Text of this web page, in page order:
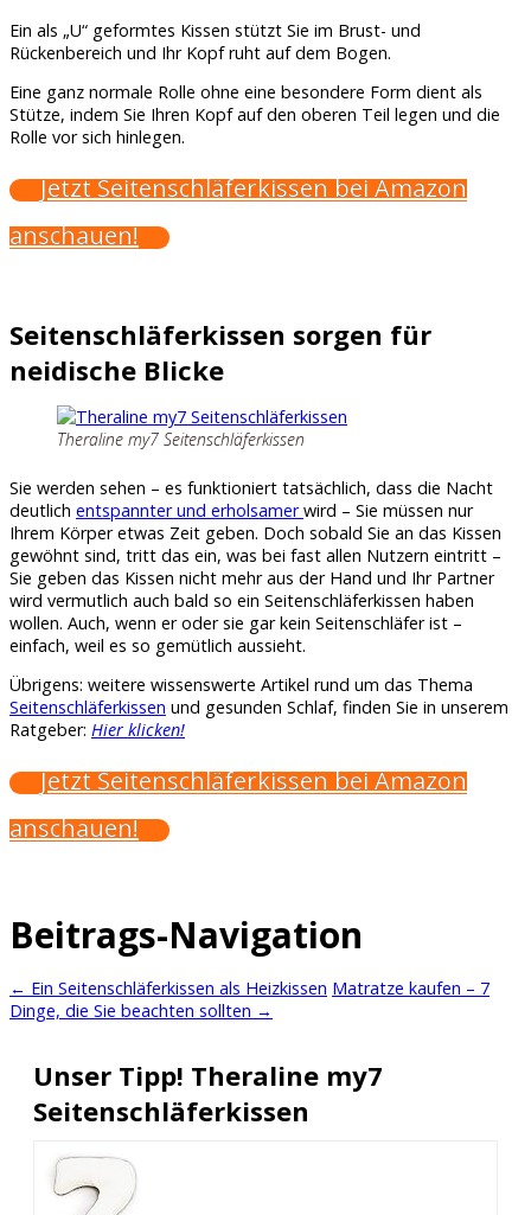
Ein als „U“ geformtes Kissen stützt Sie im Brust- und
Rückenbereich und Ihr Kopf ruht auf dem Bogen.
Eine ganz normale Rolle ohne eine besondere Form dient als
Stütze, indem Sie Ihren Kopf auf den oberen Teil legen und die
Rolle vor sich hinlegen.
Jetzt Seitenschläferkissen bei Amazon
anschauen!
Seitenschläferkissen sorgen für
neidische Blicke
Theraline my7 Seitenschläferkissen
Sie werden sehen – es funktioniert tatsächlich, dass die Nacht
deutlich entspannter und erholsamerwird – Sie müssen nur
Ihrem Körper etwas Zeit geben. Doch sobald Sie an das Kissen
gewöhnt sind, tritt das ein, was bei fast allen Nutzern eintritt –
Sie geben das Kissen nicht mehr aus der Hand und Ihr Partner
wird vermutlich auch bald so ein Seitenschläferkissen haben
wollen. Auch, wenn er oder sie gar kein Seitenschläfer ist –
einfach, weil es so gemütlich aussieht.
Übrigens: weitere wissenswerte Artikel rund um das Thema
Seitenschläferkissen und gesunden Schlaf, finden Sie in unserem
Ratgeber: Hier klicken!
Jetzt Seitenschläferkissen bei Amazon
anschauen!
Beitrags-Navigation
← Ein Seitenschläferkissen als Heizkissen Matratze kaufen – 7
Dinge, die Sie beachten sollten →
Unser Tipp! Theraline my7
Seitenschläferkissen